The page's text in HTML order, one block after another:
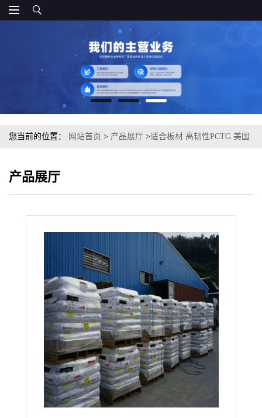
您当前的位置： 网站首页 > 产品展厅 >适合板材 高韧性PCTG 美国
产品展厅